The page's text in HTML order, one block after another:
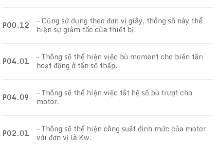
P00.12 – Cũng sử dụng theo đơn vị giây, thông số này thể
hiện sự giảm tốc của thiết bị.
P04.01 – Thông số thể hiện việc bù moment cho biến tần
hoạt động ở tần số thấp.
P04.09 – Thông số thể hiện việc tắt hệ số bù trượt cho
motor.
P02.01 – Thông số thể hiện công suất định mức của motor
với đơn vị là Kw.